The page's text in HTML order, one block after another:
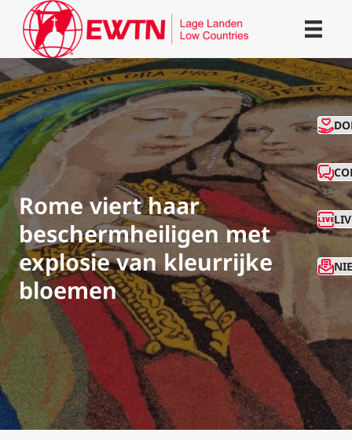
Rome viert haar
beschermheiligen met
explosie van kleurrijke
bloemen